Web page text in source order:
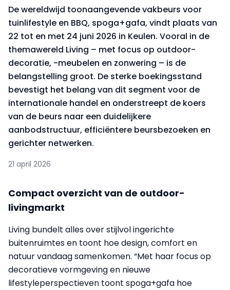
De wereldwijd toonaangevende vakbeurs voor
tuinlifestyle en BBQ, spoga+gafa, vindt plaats van
22 tot en met 24 juni 2026 in Keulen. Vooral in de
themawereld Living – met focus op outdoor-
decoratie, -meubelen en zonwering – is de
belangstelling groot. De sterke boekingsstand
bevestigt het belang van dit segment voor de
internationale handel en onderstreept de koers
van de beurs naar een duidelijkere
aanbodstructuur, efficiëntere beursbezoeken en
gerichter netwerken.
21 april 2026
Compact overzicht van de outdoor-
livingmarkt
Living bundelt alles over stijlvol ingerichte
buitenruimtes en toont hoe design, comfort en
natuur vandaag samenkomen. “Met haar focus op
decoratieve vormgeving en nieuwe
lifestyleperspectieven toont spoga+gafa hoe